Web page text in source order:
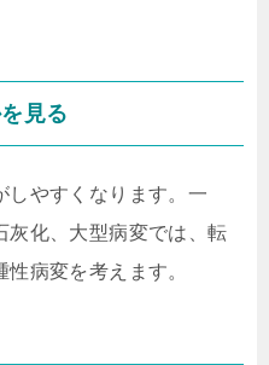
見る
しやすくなります。一
灰化、大型病変では、転
病変を考えます。